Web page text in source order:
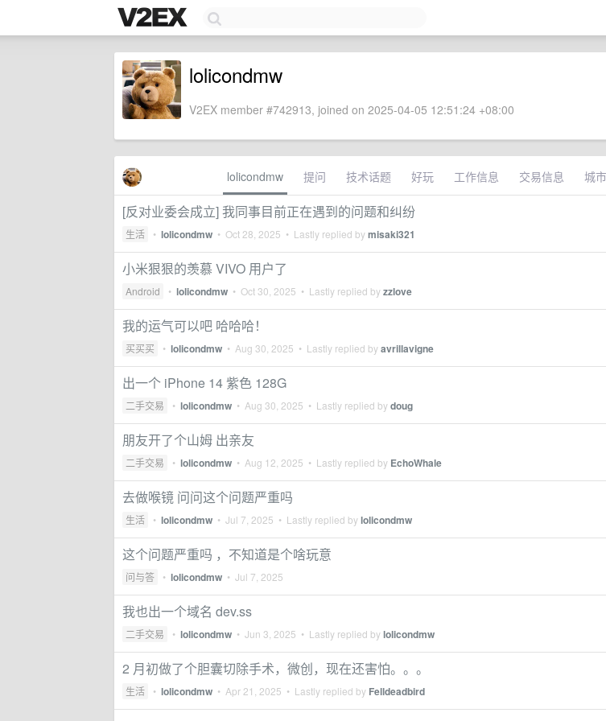
lolicondmw
V2EX member #742913, joined on 2025-04-05 12:51:24 +08:00
lolicondmw 提问 技术话题 好玩 工作信息 交易信息 城
[反对业委会成立] 我同事目前正在遇到的问题和纠纷
生活 • lolicondmw • Oct 28, 2025 • Lastly replied bymisaki321
小米狠狠的羡慕 VIVO 用户了
Android • lolicondmw • Oct 30, 2025 • Lastly replied byzzlove
我的运气可以吧 哈哈哈！
买买买 • lolicondmw • Aug 30, 2025 • Lastly replied byavrillavigne
出一个 iPhone 14 紫色 128G
二手交易 • lolicondmw • Aug 30, 2025 • Lastly replied bydoug
朋友开了个山姆 出亲友
二手交易 • lolicondmw • Aug 12, 2025 • Lastly replied by EchoWhale
去做喉镜 问问这个问题严重吗
生活 • lolicondmw • Jul 7, 2025 • Lastly replied bylolicondmw
这个问题严重吗 ，不知道是个啥玩意
问与答 • lolicondmw • Jul 7, 2025
我也出一个域名 dev.ss
二手交易 • lolicondmw • Jun 3, 2025 • Lastly replied bylolicondmw
2 月初做了个胆囊切除手术，微创，现在还害怕。。。
生活 • lolicondmw • Apr 21, 2025 • Lastly replied by Felldeadbird